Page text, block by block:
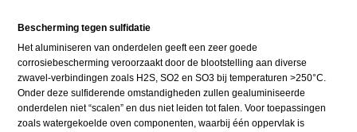
Bescherming tegen sulfidatie
Het aluminiseren van onderdelen geeft een zeer goede
corrosiebescherming veroorzaakt door de blootstelling aan diverse
zwavel-verbindingen zoals H2S, SO2 en SO3 bij temperaturen >250°C.
Onder deze sulfiderende omstandigheden zullen gealuminiseerde
onderdelen niet “scalen” en dus niet leiden tot falen. Voor toepassingen
zoals watergekoelde oven componenten, waarbij één oppervlak is